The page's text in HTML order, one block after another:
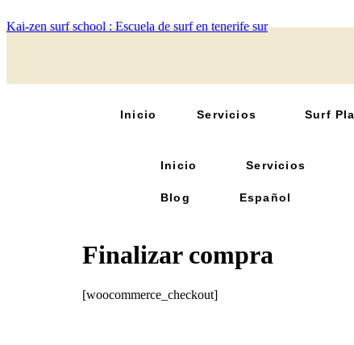
Kai-zen surf school : Escuela de surf en tenerife sur
Inicio Servicios Surf
Inicio Servicios
Blog Español
Finalizar compra
[woocommerce_checkout]